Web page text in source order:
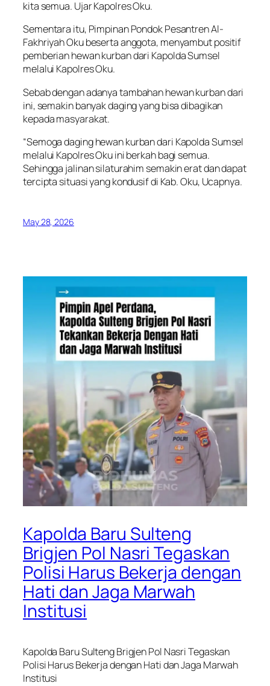
kita semua. Ujar Kapolres Oku.
Sementara itu, Pimpinan Pondok Pesantren Al-
Fakhriyah Oku beserta anggota, menyambut positif
pemberian hewan kurban dari Kapolda Sumsel
melalui Kapolres Oku.
Sebab dengan adanya tambahan hewan kurban dari
ini, semakin banyak daging yang bisa dibagikan
kepada masyarakat.
“Semoga daging hewan kurban dari Kapolda Sumsel
melalui Kapolres Oku ini berkah bagi semua.
Sehingga jalinan silaturahim semakin erat dan dapat
tercipta situasi yang kondusif di Kab. Oku, Ucapnya.
May 28, 2026
Kapolda Baru Sulteng
Brigjen Pol Nasri Tegaskan
Polisi Harus Bekerja dengan
Hati dan Jaga Marwah
Institusi
Kapolda Baru Sulteng Brigjen Pol Nasri Tegaskan
Polisi Harus Bekerja dengan Hati dan Jaga Marwah
Institusi